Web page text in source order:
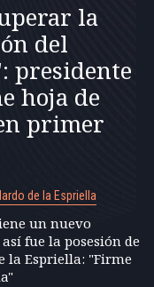
la
del
presidente
hoja de
primer
de la Espriella
un nuevo
fue la posesión de
la Espriella: "Firme